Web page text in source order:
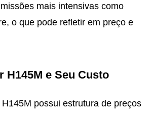
mais intensivas como
o que pode refletir em preço e
H145M e Seu Custo
possui estrutura de preços